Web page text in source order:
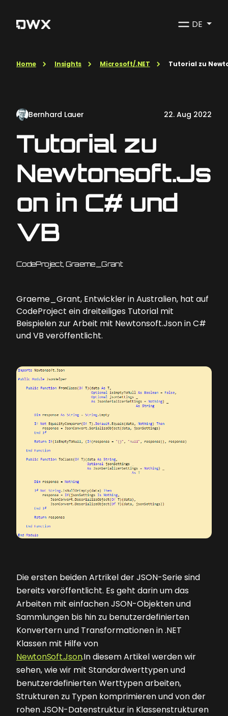
DE
Home Insights Microsoft/.NET Tutorial zu
Bernhard Lauer 22. Aug 2022
Tutorial zu
Newtonsoft.Js
on in C# und
VB
CodeProject, Graeme_Grant
Graeme_Grant, Entwickler in Australien, hat auf
CodeProject ein dreiteiliges Tutorial mit
Beispielen zur Arbeit mit Newtonsoft.Json in C#
und VB veröffentlicht.
Die ersten beiden Artrikel der JSON-Serie sind
bereits veröffentlicht. Es geht darin um das
Arbeiten mit einfachen JSON-Objekten und
Sammlungen bis hin zu benutzerdefinierten
Konvertern und Transformationen in .NET
Klassen mit Hilfe von
NewtonSoft.Json.In diesem Artikel werden wir
sehen, wie wir mit Standardwerttypen und
benutzerdefinierten Werttypen arbeiten,
Strukturen zu Typen komprimieren und von der
rohen JSON-Datenstruktur in Klassenstrukturen